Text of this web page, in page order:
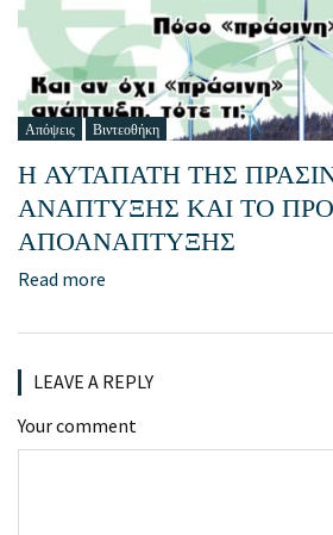
Απόψεις Βιντεοθήκη
Η ΑΥΤΑΠΑΤΗ ΤΗΣ
ΑΝΑΠΤΥΞΗΣ ΚΑΙ ΤΟ
ΑΠΟΑΝΑΠΤΥΞΗΣ
Read more
LEAVE A REPLY
Your comment